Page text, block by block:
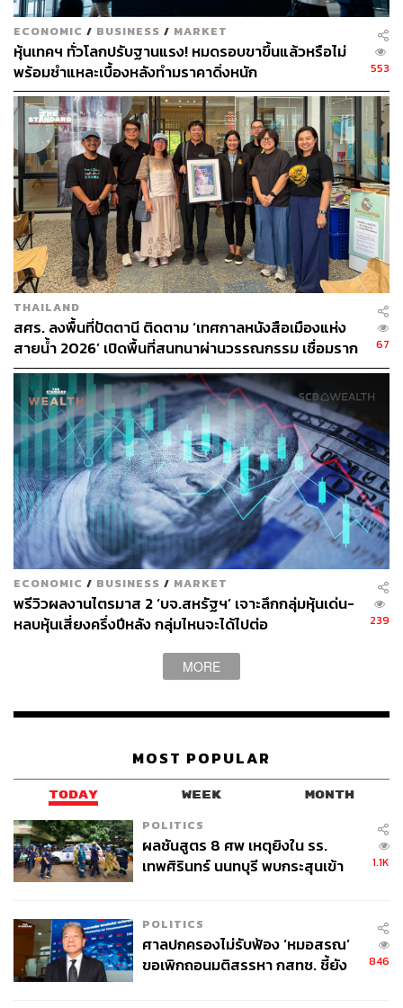
เล่าเกี่ยวกับทั้งโอกาสและความเสี่ยงที่รออยู่อย่างตรงไปตรง
มา ว่าต้องเตรียมและระวังความเสี่ยงอะไรบ้าง เพื่อให้
สามารถเกิดประโยชน์สูงสุดจากเทคโนโลยีดังกล่าวโดยไม่
เป็นภัยต่อมนุษยชาติ
The Anxious Generation โดย Jonathan Haidt
Haidt เป็นนักจิตวิทยาประจำ New York University เขา
อธิบายผ่านหนังสือเล่มนี้ว่า การเกิดขึ้นของสมาร์ทโฟนและ
การเข้าถึงโซเชียลมีเดียอย่างแพร่หลายมีผลต่อโรคทาง
จิตเวชของเด็กรุ่นใหม่อย่างมาก ทำให้ Gen Z เผชิญกับภาวะ
ซึมเศร้าและความโดดเดี่ยวเพิ่มขึ้นอย่างมาก
ปกครองและครู เนื่องจาก Gates กังวลว่า ภาวะที่เป็นอยู่ใน
ตามงานวิจัยที่เผยว่า เทคโนโลยีมีส่วนในการลดระยะเวลา
ของสมาธิได้
ไม่เพียงแค่เสนอปัญหาเท่านั้น แต่ Haidt ยังเสนอทางออกที่น่า
เก็บไปพิจารณาไว้อีกด้วยเช่นกัน ตัวอย่างเช่น การทำงานวิจัย
เกี่ยวกับผลของเทคโนโลยีเหล่านี้เพิ่ม หรือการออกแนวทาง
ขึ้น และแนวโน้มของปัญหาที่จะเกิดขึ้นในอนาคต ว่าเราจะ
สามารถแก้ปัญหาได้อย่างไร
ECONOMIC / BUSINESS / MARKET
หุ้นเทคฯ ทั่วโลกปรับฐานแรง! หมดรอบขาขึ้นแล้วหรือไม่
พร้อมชำแหละเบื้องหลังทำมราคาดิ่งหนัก
553
THAILAND
สศร. ลงพื้นที่ปัตตานี ติดตาม ‘เทศกาลหนังสือเมืองแห่ง
สายน้ำ 2026’ เปิดพื้นที่สนทนาผ่านวรรณกรรม เชื่อมราก
วัฒนธรรมสู่อนาคต
67
ECONOMIC / BUSINESS / MARKET
พรีวิวผลงานไตรมาส 2 ‘บจ.สหรัฐฯ’ เจาะลึกกลุ่มหุ้นเด่น-
หลบหุ้นเสี่ยงครึ่งปีหลัง กลุ่มไหนจะได้ไปต่อ
239
MORE
MOST POPULAR
TODAY WEEK MONTH
POLITICS
ผลชันสูตร 8 ศพ เหตุยิงใน รร.
เทพศิรินทร์ นนทบุรี พบกระสุนเข้า
1.1K
POLITICS
ศาลปกครองไม่รับฟ้อง ‘หมอสรณ’
ขอเพิกถอนมติสรรหา กสทช. ชี้ยัง
846